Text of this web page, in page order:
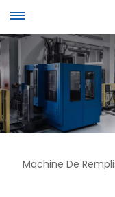
Machine De